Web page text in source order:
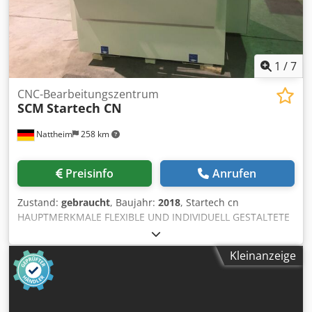
Transportdiensten können bei uns abgefragt werden. Wir
helfen bei Abholung so wie es geht mit.
1 /7
Nattheim 258 km
CNC-Bearbeitungszentrum
SCM Startech CN
Preisinfo Anrufen
Zustand: gebraucht, Baujahr: 2018, Startech cn
HAUPTMERKMALE FLEXIBLE UND INDIVIDUELL GESTALTETE
PRODUKTION VERBUNDEN MIT GESCHWINDIGKEIT UND
PRÄZISION DAS BOHREN VON OBEN MIT BEZUGNAHME
AUF DIE OBERSEITE DER PLATTE ERMÖGLICHT EINE
ABSOLUT PRÄZISE BEARBEITUNG NUMERISCHE
STEUERUNG MIT 7" FARBBILDSCHIRM: EINFACH UND
Kleinanzeige